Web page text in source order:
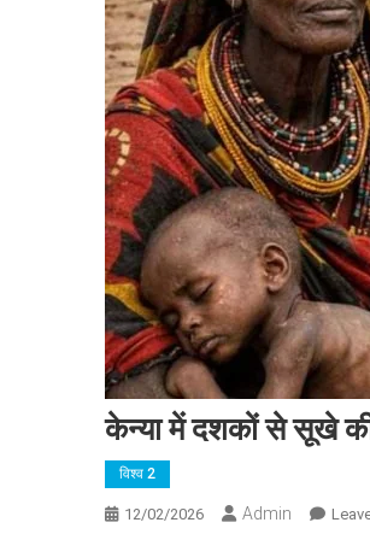
केन्या में दशकों से सूखे
विश्व 2
12/02/2026 Admin